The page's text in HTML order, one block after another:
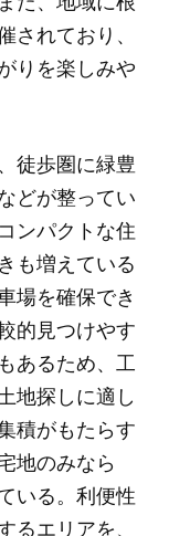
されており、
りを楽しみや
徒歩圏に緑豊
どが整ってい
ンパクトな住
も増えている
場を確保でき
的見つけやす
あるため、工
地探しに適し
積がもたらす
地のみなら
いる。利便性
るエリアを、